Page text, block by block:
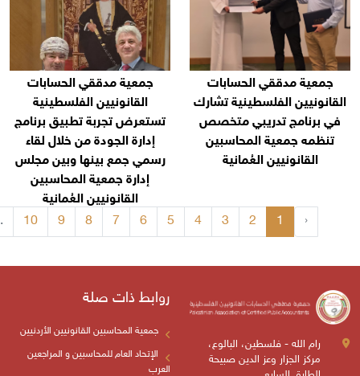
تشارك
متخصص
جمعية مدققي الحسابات
القانونيين الفلسطينية
تستعرض تجربة تطبيق برنامج
إدارة الجودة من خلال لقاء
رسمي جمع بينها وبين مجلس
إدارة جمعية المحاسبين
4
5
6
7
8
9
10
18
البالوع،
صبيحة
روابط ذات صلة
جمعية المحاسبين القانونيين الأردنيين
الإتحاد العام للمحاسبين و المراجعين
العرب